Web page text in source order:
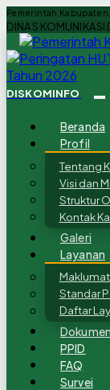
Pemerintah Kabupaten
DINAS KOMUNIKASI
DISKOMINFO
Beranda
Profil
Tentang
Visi dan
Struktur
Kontak
Galeri
Layanan
Standar
Daftar
PPID
FAQ
Survei